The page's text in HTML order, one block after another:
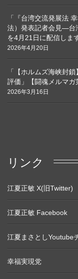
「『台湾交流発展法
法）発表記者会見―台
を4月21日に配信しま
2026年4月20日
「【ホルムズ海峡封
評価」【闘魂メルマ
2026年3月16日
リンク
江夏正敏 X(旧Twitter)
江夏正敏 Facebook
江夏まさとしYoutube
幸福実現党